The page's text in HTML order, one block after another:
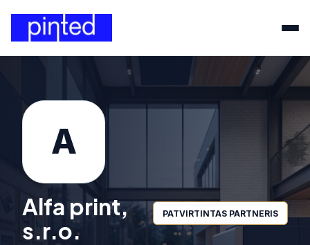
A
Alfa print,
s.r.o.
PATVIRTINTAS PARTNERIS